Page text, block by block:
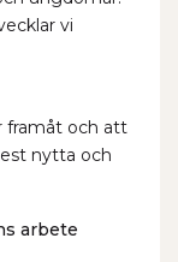
vi
framåt och att
nytta och
arbete